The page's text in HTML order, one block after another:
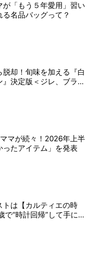
が「もう５年愛用」習い
名品バッグって？
却！旬味を加える『白
決定版＜ジレ、ブラウ
etc.＞
ママが続々！2026年上半
ったアイテム」を発表
トは【カルティエの時
“時計回帰”して手に入